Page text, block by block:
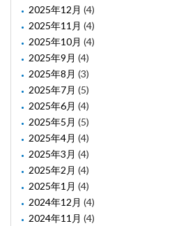
2025年12月 (4)
2025年11月 (4)
2025年10月 (4)
2025年9月 (4)
2025年8月 (3)
2025年7月 (5)
2025年6月 (4)
2025年5月 (5)
2025年4月 (4)
2025年3月 (4)
2025年2月 (4)
2025年1月 (4)
2024年12月 (4)
2024年11月 (4)